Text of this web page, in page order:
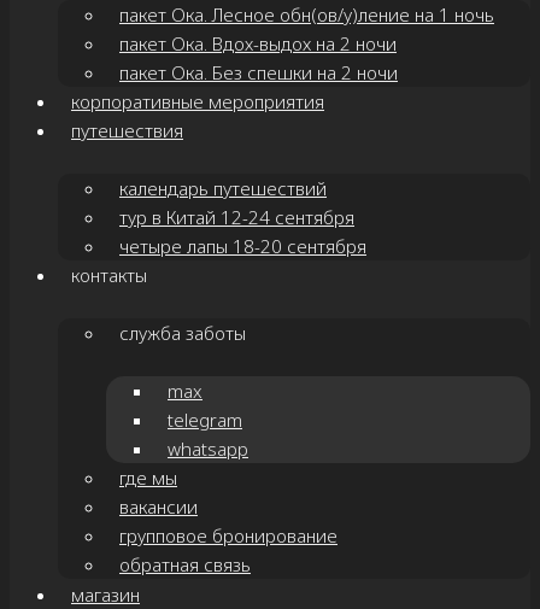
пакет Ока. Лесное обн(ов/у)ление на 1 ночь
пакет Ока. Вдох-выдох на 2 ночи
пакет Ока. Без спешки на 2 ночи
корпоративные мероприятия
путешествия
календарь путешествий
тур в Китай 12-24 сентября
четыре лапы 18-20 сентября
контакты
служба заботы
max
telegram
whatsapp
где мы
вакансии
групповое бронирование
обратная связь
магазин